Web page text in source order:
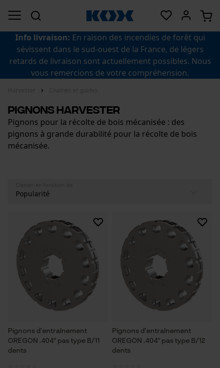
Info livraison: En raison des incendies de forêt qui
sévissent dans le sud-ouest de la France, de légers
retards de livraison sont actuellement possibles. Nous
vous remercions de votre compréhension.
Pignons harvester
Pignons pour la récolte de bois mécanisée : des
pignons à grande durabilité pour la récolte de bois
mécanisée.
Pignons d'entraînement
OREGON .404" pas type B/11
dents
Pignons d'entraînement
OREGON .404" pas type B/12
dents